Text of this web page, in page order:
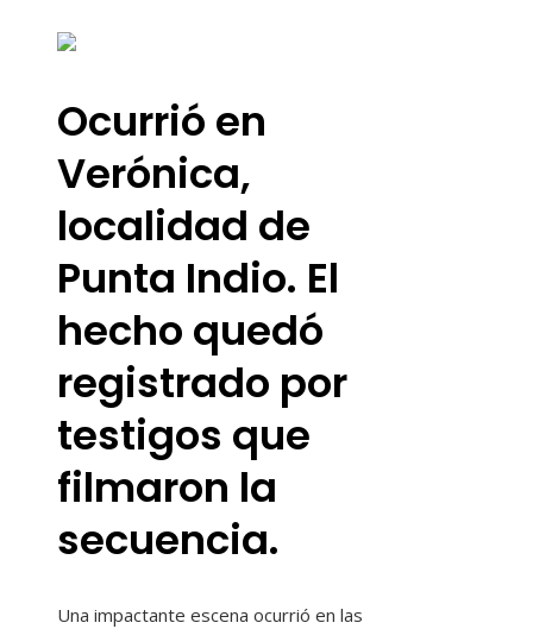
Ocurrió en
Verónica,
localidad de
Punta Indio. El
hecho quedó
registrado por
testigos que
filmaron la
secuencia.
Una impactante escena ocurrió en las